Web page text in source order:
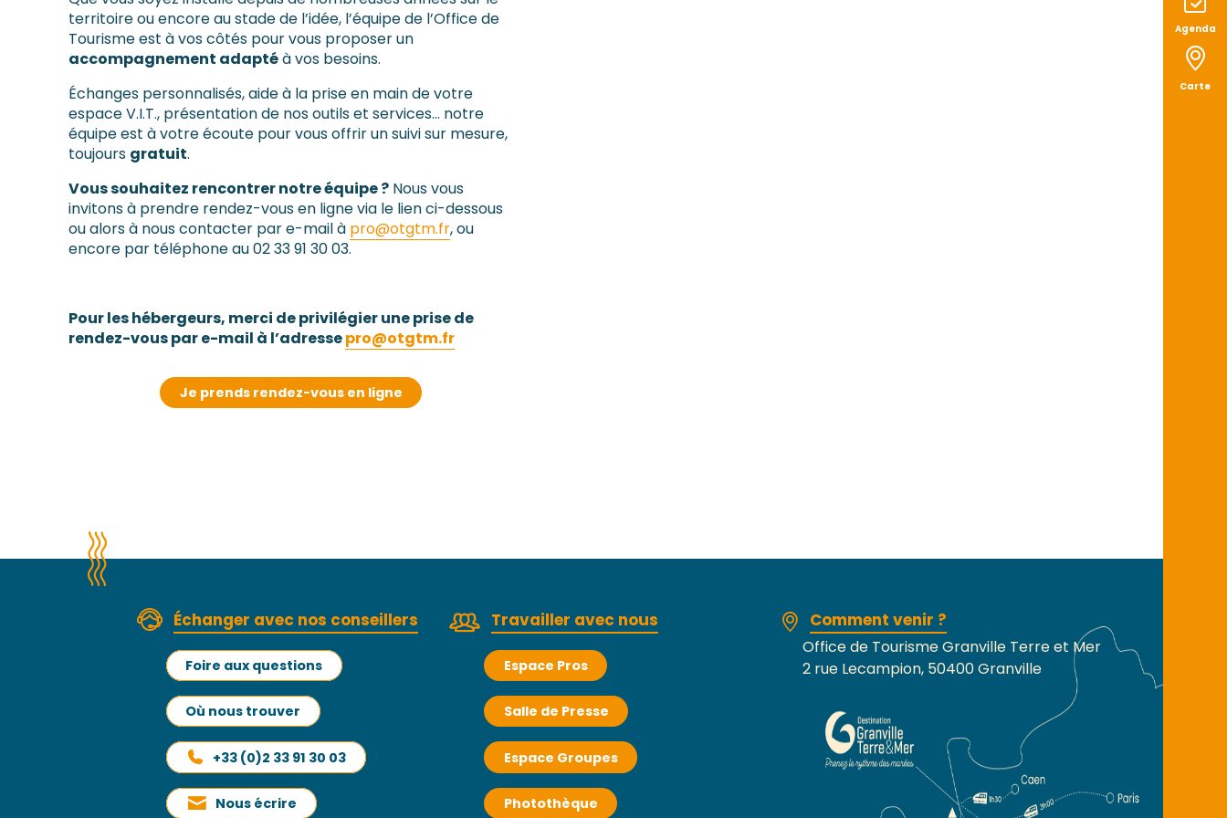
Agenda
Carte
territoire ou encore au stade de l’idée, l’équipe de l’Office de
Tourisme est à vos côtés pour vous proposer un
accompagnement adaptéà vos besoins.
Échanges personnalisés, aide à la prise en main de votre
espace V.I.T., présentation de nos outils et services… notre
équipe est à votre écoute pour vous offrir un suivi sur mesure,
toujours gratuit.
Vous souhaitez rencontrer notre équipe ? Nous vous
invitons à prendre rendez-vous en ligne via le lien ci-dessous
ou alors à nous contacter par e-mail à pro@otgtm.fr, ou
encore par téléphone au 02 33 91 30 03.
Pour les hébergeurs, merci de privilégier une prise de
rendez-vous par e-mail à l’adressepro@otgtm.fr
Je prends rendez-vous en ligne
Échanger avec nos conseillers
Foire aux questions
Où nous trouver
+33 (0)2 33 91 30 03
Nous écrire
Travailler avec nous
Espace Pros
Salle de Presse
Espace Groupes
Photothèque
Comment venir ?
Office de Tourisme Granville Terre et Mer
2 rue Lecampion, 50400 Granville